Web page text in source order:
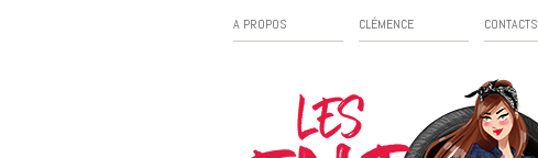
A PROPOS CLÉMENCE CONTACTS